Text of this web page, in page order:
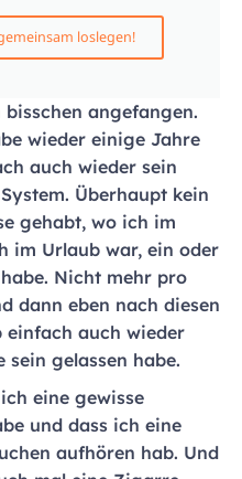
loslegen!
angefangen.
wieder einige Jahre
auch wieder sein
Überhaupt kein
gehabt, wo ich im
im Urlaub war, ein oder
Nicht mehr pro
dann eben nach diesen
einfach auch wieder
gelassen habe.
eine gewisse
und dass ich eine
aufhören hab. Und